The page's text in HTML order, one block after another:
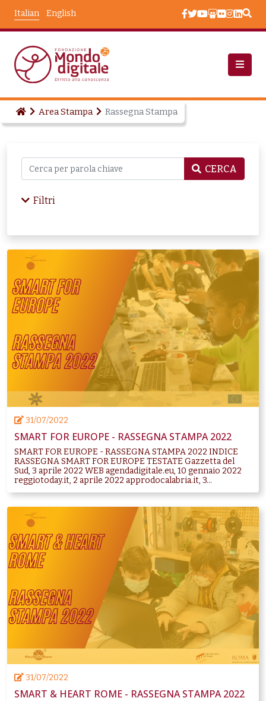
English
Italian
Area Stampa Rassegna Stampa
CERCA
Filtri
31/07/2022
SMART FOR EUROPE - RASSEGNA STAMPA 2022
SMART FOR EUROPE - RASSEGNA STAMPA 2022 INDICE
RASSEGNA SMART FOR EUROPE TESTATE Gazzetta del
Sud, 3 aprile 2022 WEB agendadigitale.eu, 10 gennaio 2022
reggiotoday.it, 2 aprile 2022 approdocalabria.it, 3...
31/07/2022
SMART & HEART ROME - RASSEGNA STAMPA 2022